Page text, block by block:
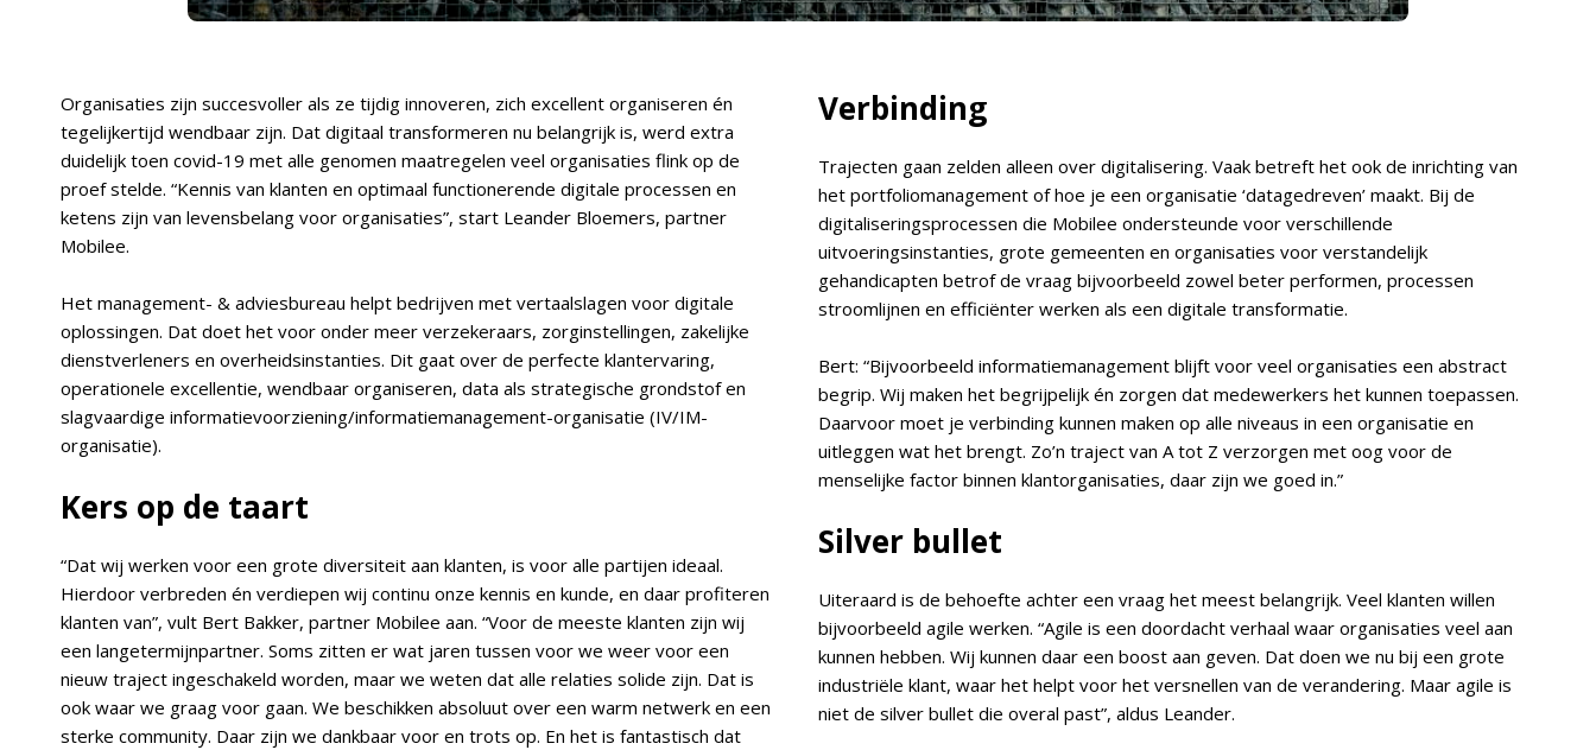
Organisaties zijn succesvoller als ze tijdig innoveren, zich excellent organiseren én
tegelijkertijd wendbaar zijn. Dat digitaal transformeren nu belangrijk is, werd extra
duidelijk toen covid-19 met alle genomen maatregelen veel organisaties flink op de
proef stelde. “Kennis van klanten en optimaal functionerende digitale processen en
ketens zijn van levensbelang voor organisaties”, start Leander Bloemers, partner
Mobilee.
Het management- & adviesbureau helpt bedrijven met vertaalslagen voor digitale
oplossingen. Dat doet het voor onder meer verzekeraars, zorginstellingen, zakelijke
dienstverleners en overheidsinstanties. Dit gaat over de perfecte klantervaring,
operationele excellentie, wendbaar organiseren, data als strategische grondstof en
slagvaardige informatievoorziening/informatiemanagement-organisatie (IV/IM-
organisatie).
Kers op de taart
“Dat wij werken voor een grote diversiteit aan klanten, is voor alle partijen ideaal.
Hierdoor verbreden én verdiepen wij continu onze kennis en kunde, en daar profiteren
klanten van”, vult Bert Bakker, partner Mobilee aan. “Voor de meeste klanten zijn wij
een langetermijnpartner. Soms zitten er wat jaren tussen voor we weer voor een
nieuw traject ingeschakeld worden, maar we weten dat alle relaties solide zijn. Dat is
ook waar we graag voor gaan. We beschikken absoluut over een warm netwerk en een
sterke community. Daar zijn we dankbaar voor en trots op. En het is fantastisch dat
Verbinding
Trajecten gaan zelden alleen over digitalisering. Vaak betreft het ook de inrichting van
het portfoliomanagement of hoe je een organisatie ‘datagedreven’ maakt. Bij de
digitaliseringsprocessen die Mobilee ondersteunde voor verschillende
uitvoeringsinstanties, grote gemeenten en organisaties voor verstandelijk
gehandicapten betrof de vraag bijvoorbeeld zowel beter performen, processen
stroomlijnen en efficiënter werken als een digitale transformatie.
Bert: “Bijvoorbeeld informatiemanagement blijft voor veel organisaties een abstract
begrip. Wij maken het begrijpelijk én zorgen dat medewerkers het kunnen toepassen.
Daarvoor moet je verbinding kunnen maken op alle niveaus in een organisatie en
uitleggen wat het brengt. Zo’n traject van A tot Z verzorgen met oog voor de
menselijke factor binnen klantorganisaties, daar zijn we goed in.”
Silver bullet
Uiteraard is de behoefte achter een vraag het meest belangrijk. Veel klanten willen
bijvoorbeeld agile werken. “Agile is een doordacht verhaal waar organisaties veel aan
kunnen hebben. Wij kunnen daar een boost aan geven. Dat doen we nu bij een grote
industriële klant, waar het helpt voor het versnellen van de verandering. Maar agile is
niet de silver bullet die overal past”, aldus Leander.